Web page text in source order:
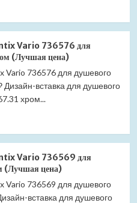
Vario 736576 для
(Лучшая цена)
Vario 736576 для душевого
вставка для душевого
хром...
Vario 736569 для
(Лучшая цена)
Vario 736569 для душевого
вставка для душевого